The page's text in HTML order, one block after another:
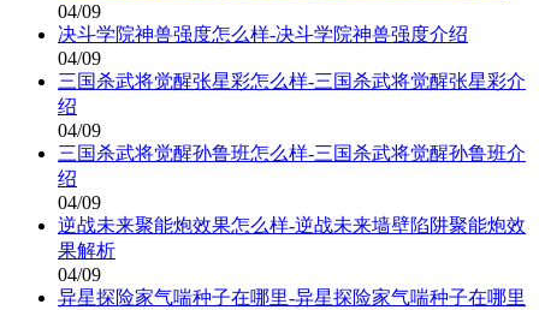
04/09
决斗学院神兽强度怎么样-决斗学院神兽强度介绍
04/09
三国杀武将觉醒张星彩怎么样-三国杀武将觉醒张星彩介
绍
04/09
三国杀武将觉醒孙鲁班怎么样-三国杀武将觉醒孙鲁班介
绍
04/09
逆战未来聚能炮效果怎么样-逆战未来墙壁陷阱聚能炮效
果解析
04/09
异星探险家气喘种子在哪里-异星探险家气喘种子在哪里